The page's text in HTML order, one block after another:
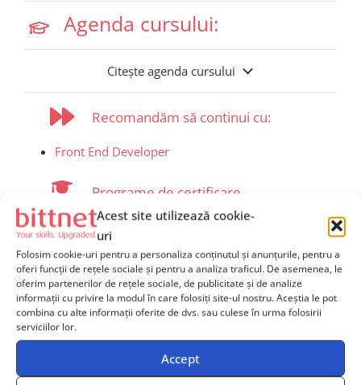
Acest site utilizează cookie-
uri
Folosim cookie-uri pentru a personaliza conținutul și anunțurile, pentru a
oferi funcții de rețele sociale și pentru a analiza traficul. De asemenea, le
oferim partenerilor de rețele sociale, de publicitate și de analize
informații cu privire la modul în care folosiți site-ul nostru. Aceștia le pot
combina cu alte informații oferite de dvs. sau culese în urma folosirii
serviciilor lor.
Accept
Agenda cursului:
Citește agenda cursului
Recomandăm să continui cu:
Front End Developer
Programe de certificare
Participanții vor primi diplomă de absolvire după
completarea cursului și susținerea examenului de
evaluare .